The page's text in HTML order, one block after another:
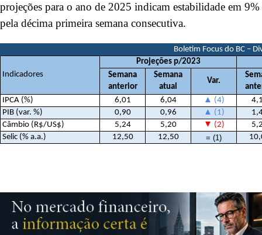
projeções para o ano de 2025 indicam estabilidade em 9%
pela décima primeira semana consecutiva.
Boletim Focus do BC –
Indicadores
Projeções p/2023
Semana
anterior
Semana
atual
Var.
IPCA (%)
6,01 6,04 ▲ (4)
PIB (var. %)
0,90 0,96 ▲ (1)
Câmbio (R$/US$)
5,24 5,20 ▼ (2)
Selic (% a.a.)
12,50 12,50 = (1)